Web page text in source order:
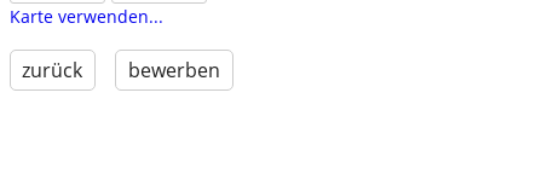
Karte verwenden...
zurück bewerben